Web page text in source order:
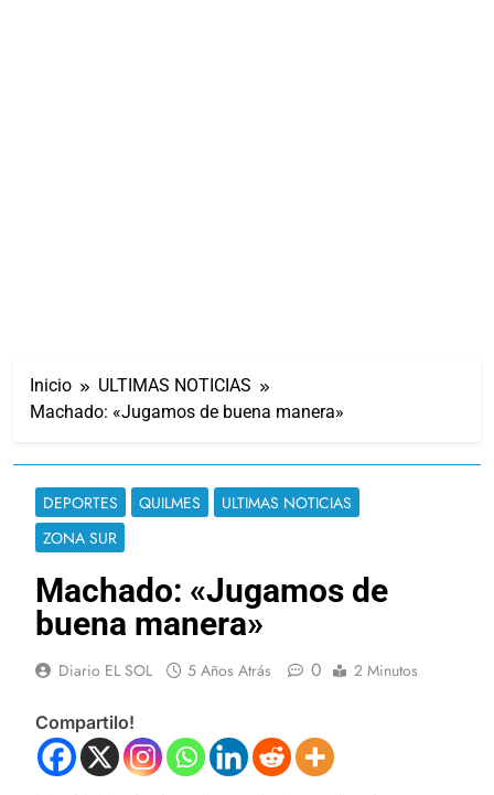
Inicio
ULTIMAS NOTICIAS
Machado: «Jugamos de buena manera»
DEPORTES QUILMES
ULTIMAS NOTICIAS
ZONA SUR
Machado: «Jugamos de
buena manera»
Diario EL SOL 5 Años Atrás 0 2 Minutos
Compartilo!